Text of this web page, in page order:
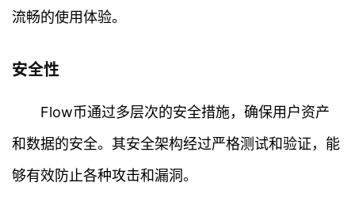
流畅的使用体验。
安全性
Flow币通过多层次的安全措施，确保用户资产
和数据的安全。其安全架构经过严格测试和验证，能
够有效防止各种攻击和漏洞。